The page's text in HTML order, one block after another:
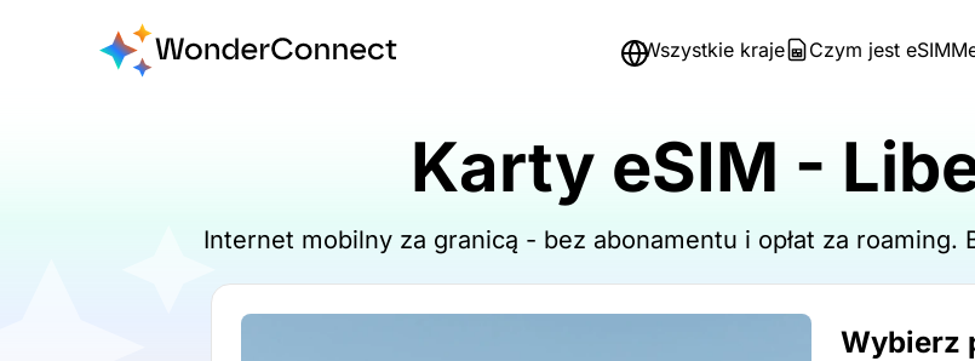
Wszystkie kraje Czym jest eSIM
Karty eSIM -
Internet mobilny za granicą - bez abonamentu i opłat za roaming.
Wybierz